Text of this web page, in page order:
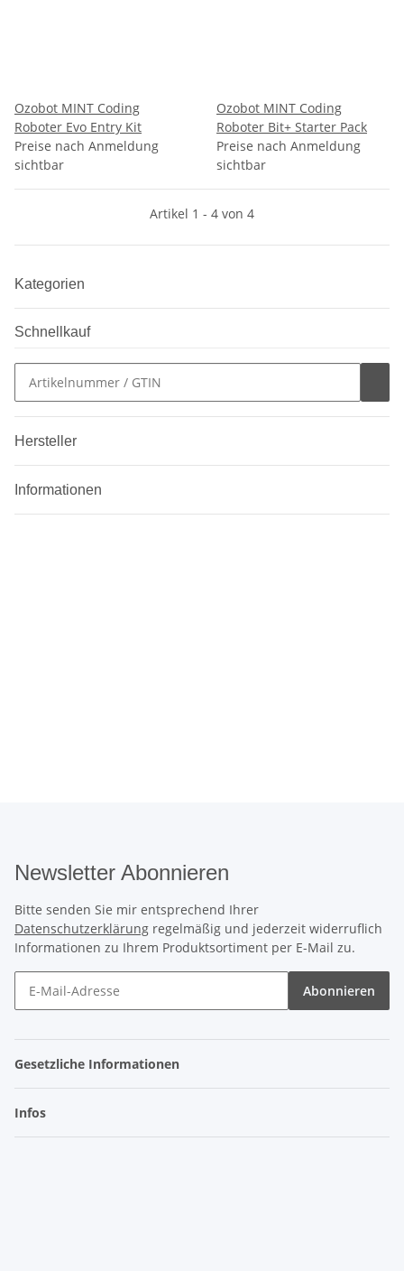
Ozobot MINT Coding
Roboter Evo Entry Kit
Preise nach Anmeldung
sichtbar
Ozobot MINT Coding
Roboter Bit+ Starter Pack
Preise nach Anmeldung
sichtbar
Artikel 1 - 4 von 4
Kategorien
Schnellkauf
Hersteller
Informationen
Newsletter Abonnieren
Bitte senden Sie mir entsprechend Ihrer
Datenschutzerklärung regelmäßig und jederzeit widerruflich
Informationen zu Ihrem Produktsortiment per E-Mail zu.
Abonnieren
Gesetzliche Informationen
Infos